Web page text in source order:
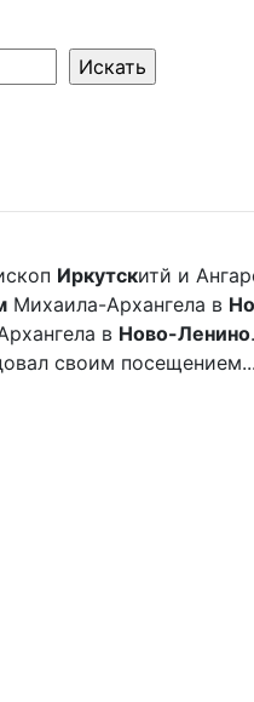
Иркутскитй и
Михаила-Архангела в
в Ново-Ленино
своим посещением...